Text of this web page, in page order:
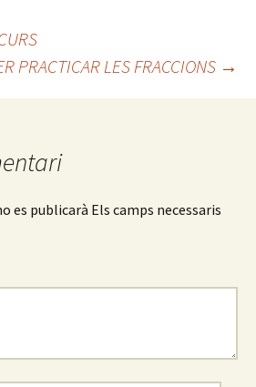
PRACTICAR LES FRACCIONS →
es publicarà Els camps necessaris